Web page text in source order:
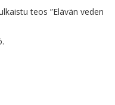
teos ”Elävän veden